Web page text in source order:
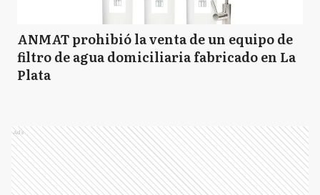
ANMAT prohibió la venta de un equipo de
filtro de agua domiciliaria fabricado en La
Plata
Ads